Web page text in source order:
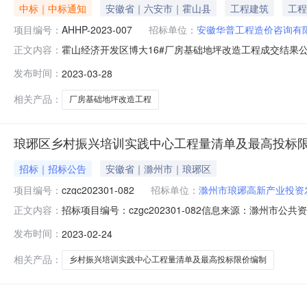
中标｜中标通知 安徽省｜六安市｜霍山县 工程建筑
工程
项目编号： AHHP-2023-007 招标单位： 安徽华普工程造价咨询有
正文内容： 霍山经济开发区博大16#厂房基础地坪改造工程成交结果
叁万陆仟捌佰伍拾元整（￥536850.00元）四、主要标
纸及与之相关的国
发布时间： 2023-03-28
相关产品：
厂房基础地坪改造工程
琅琊区乡村振兴培训实践中心工程量清单及最高投标
招标｜招标公告
安徽省｜滁州市｜琅琊区
项目编号： czgc202301-082 招标单位： 滁州市琅琊高新产业投
正文内容： 招标项目编号：czgc202301-082信息来源：滁州市公共
单及最高投标限价编制项目项目编号czgc202301-082招
发布时间： 2023-02-24
相关产品：
乡村振兴培训实践中心工程量清单及最高投标限价编制